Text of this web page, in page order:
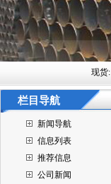
现货:
栏目导航
新闻导航
信息列表
推荐信息
公司新闻